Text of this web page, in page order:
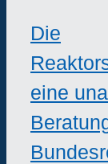
Die
eine